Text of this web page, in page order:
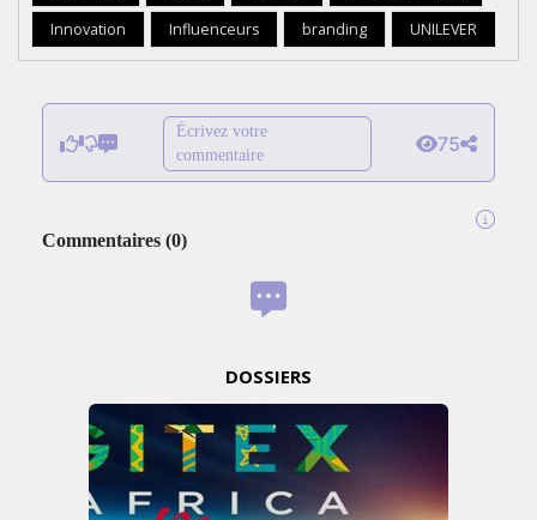
Innovation
Influenceurs branding UNILEVER
Écrivez votre
commentaire
75
Commentaires (0)
DOSSIERS